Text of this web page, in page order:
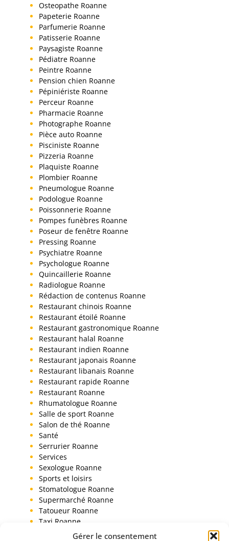
Gérer le consentement
Osteopathe Roanne
Papeterie Roanne
Parfumerie Roanne
Patisserie Roanne
Paysagiste Roanne
Pédiatre Roanne
Peintre Roanne
Pension chien Roanne
Pépiniériste Roanne
Perceur Roanne
Pharmacie Roanne
Photographe Roanne
Pièce auto Roanne
Pisciniste Roanne
Pizzeria Roanne
Plaquiste Roanne
Plombier Roanne
Pneumologue Roanne
Podologue Roanne
Poissonnerie Roanne
Pompes funèbres Roanne
Poseur de fenêtre Roanne
Pressing Roanne
Psychiatre Roanne
Psychologue Roanne
Quincaillerie Roanne
Radiologue Roanne
Rédaction de contenus Roanne
Restaurant chinois Roanne
Restaurant étoilé Roanne
Restaurant gastronomique Roanne
Restaurant halal Roanne
Restaurant indien Roanne
Restaurant japonais Roanne
Restaurant libanais Roanne
Restaurant rapide Roanne
Restaurant Roanne
Rhumatologue Roanne
Salle de sport Roanne
Salon de thé Roanne
Santé
Serrurier Roanne
Services
Sexologue Roanne
Sports et loisirs
Stomatologue Roanne
Supermarché Roanne
Tatoueur Roanne
Taxi Roanne
Toiletteur chien Roanne